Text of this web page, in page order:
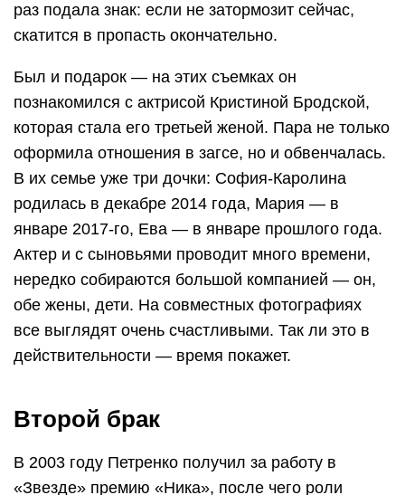
раз подала знак: если не затормозит сейчас,
скатится в пропасть окончательно.
Был и подарок — на этих съемках он
познакомился с актрисой Кристиной Бродской,
которая стала его третьей женой. Пара не только
оформила отношения в загсе, но и обвенчалась.
В их семье уже три дочки: София-Каролина
родилась в декабре 2014 года, Мария — в
январе 2017-го, Ева — в январе прошлого года.
Актер и с сыновьями проводит много времени,
нередко собираются большой компанией — он,
обе жены, дети. На совместных фотографиях
все выглядят очень счастливыми. Так ли это в
действительности — время покажет.
Второй брак
В 2003 году Петренко получил за работу в
«Звезде» премию «Ника», после чего роли